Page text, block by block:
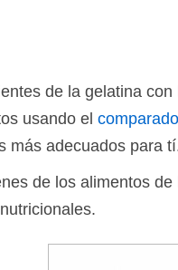
de la gelatina
usando el
más adecuados para
de los alimentos